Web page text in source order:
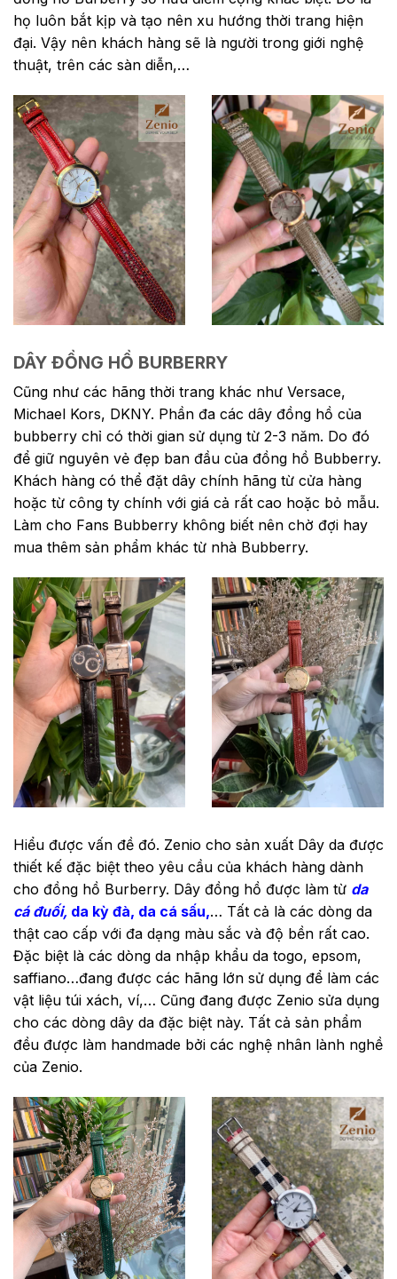
họ luôn bắt kịp và tạo nên xu hướng thời trang hiện
đại. Vậy nên khách hàng sẽ là người trong giới nghệ
thuật, trên các sàn diễn,…
DÂY ĐỒNG HỒ BURBERRY
Cũng như các hãng thời trang khác như Versace,
Michael Kors, DKNY. Phần đa các dây đồng hồ của
bubberry chỉ có thời gian sử dụng từ 2-3 năm. Do đó
để giữ nguyên vẻ đẹp ban đầu của đồng hồ Bubberry.
Khách hàng có thể đặt dây chính hãng từ cửa hàng
hoặc từ công ty chính với giá cả rất cao hoặc bỏ mẫu.
Làm cho Fans Bubberry không biết nên chờ đợi hay
mua thêm sản phẩm khác từ nhà Bubberry.
Hiểu được vấn đề đó. Zenio cho sản xuất Dây da được
thiết kế đặc biệt theo yêu cầu của khách hàng dành
cho đồng hồ Burberry. Dây đồng hồ được làm từ da
cá đuối, da kỳ đà, da cá sấu,… Tất cả là các dòng da
thật cao cấp với đa dạng màu sắc và độ bền rất cao.
Đặc biệt là các dòng da nhập khẩu da togo, epsom,
saffiano…đang được các hãng lớn sử dụng để làm các
vật liệu túi xách, ví,… Cũng đang được Zenio sửa dụng
cho các dòng dây da đặc biệt này. Tất cả sản phẩm
đều được làm handmade bởi các nghệ nhân lành nghề
của Zenio.